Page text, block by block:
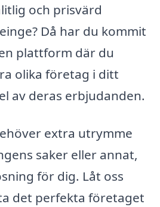
och prisvärd
Då har du kommit
plattform där du
olika företag i ditt
av deras erbjudanden.
extra utrymme
saker eller annat,
för dig. Låt oss
det perfekta företaget